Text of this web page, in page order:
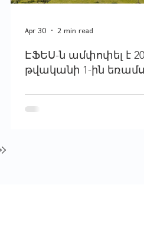
ԷՖԵՍ-ն ամփոփել է
թվականի 1-ին
Apr 30 2 min read